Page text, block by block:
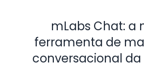
mLabs Chat: a
ferramenta de
conversacional da